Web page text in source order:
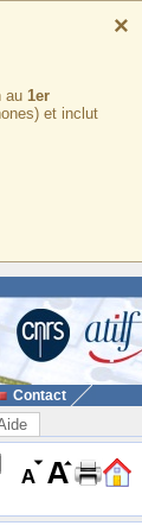
×
au 1er
et inclut
Contact